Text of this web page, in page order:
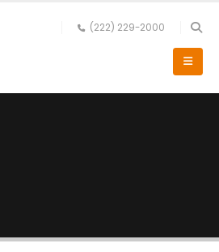
(222) 229-2000